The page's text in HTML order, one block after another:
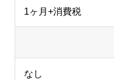
1ヶ月+消費税
なし